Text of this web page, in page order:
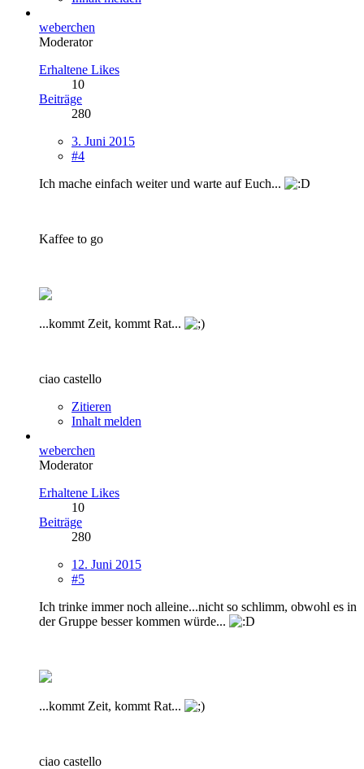
weberchen
Moderator
Erhaltene Likes
10
Beiträge
280
3. Juni 2015
#4
Ich mache einfach weiter und warte auf Euch...
Kaffee to go
...kommt Zeit, kommt Rat...
ciao castello
Zitieren
Inhalt melden
weberchen
Moderator
Erhaltene Likes
10
Beiträge
280
12. Juni 2015
#5
Ich trinke immer noch alleine...nicht so schlimm, obwohl es in
der Gruppe besser kommen würde...
...kommt Zeit, kommt Rat...
ciao castello